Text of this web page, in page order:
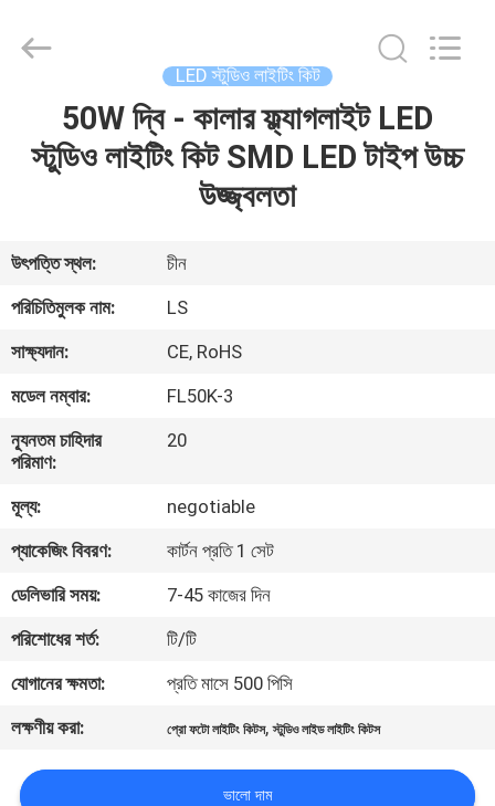
ভিডিও
সম্পর্কে
কারখানা
মান
নিয়ন্ত্রণ
সাথে
যোগাযোগ
করুন
Television
Equipment
LED স্টুডিও লাইটিং কিট
50W দ্বি - কালার ফ্ল্যাগলাইট LED
স্টুডিও লাইটিং কিট SMD LED টাইপ উচ্চ
উজ্জ্বলতা
উৎপত্তি স্থল:
চীন
পরিচিতিমুলক নাম:
LS
সাক্ষ্যদান:
CE, RoHS
মডেল নম্বার:
FL50K-3
ন্যূনতম চাহিদার
পরিমাণ:
20
মূল্য:
negotiable
প্যাকেজিং বিবরণ:
কার্টন প্রতি 1 সেট
ডেলিভারি সময়:
7-45 কাজের দিন
পরিশোধের শর্ত:
টি/টি
যোগানের ক্ষমতা:
প্রতি মাসে 500 পিসি
লক্ষণীয় করা:
প্রো ফটো লাইটিং কিটস,স্টুডিও লাইড লাইটিং কিটস
ভালো দাম